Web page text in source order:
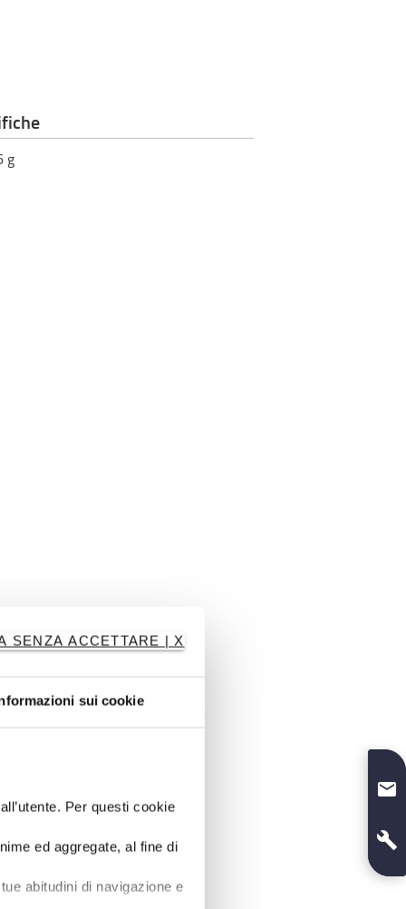
SENZA ACCETTARE | X
sui cookie
Per questi cookie
ed aggregate, al fine di
abitudini di navigazione e
g